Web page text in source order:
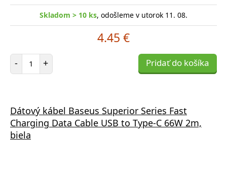
Skladom > 10 ks, odošleme v utorok 11. 08.
4.45 €
- Počet položiek
+ Pridať do košíka
Dátový kábel Baseus Superior Series Fast
Charging Data Cable USB to Type-C 66W 2m,
biela